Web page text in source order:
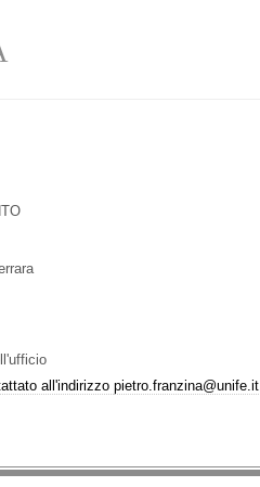
all'indirizzo pietro.franzina@unife.it.